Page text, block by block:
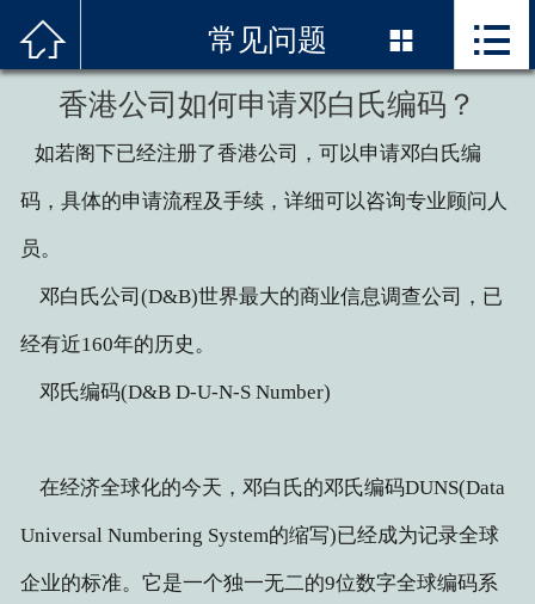
 首页
关于我们
服务项目
精品案例
 常见问题  
香港公司如何申请邓白氏编码？
如若阁下已经注册了香港公司，可以申请邓白氏编
码，具体的申请流程及手续，详细可以咨询专业顾问人
员。
邓白氏公司(D&B)世界最大的商业信息调查公司，已
经有近160年的历史。
邓氏编码(D&B D-U-N-S Number)
在经济全球化的今天，邓白氏的邓氏编码DUNS(Data
Universal Numbering System的缩写)已经成为记录全球
企业的标准。它是一个独一无二的9位数字全球编码系